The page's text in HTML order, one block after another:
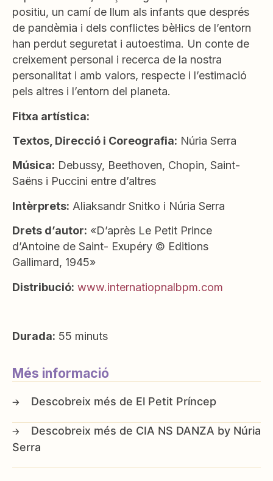
positiu, un camí de llum als infants que després
de pandèmia i dels conflictes bèl·lics de l’entorn
han perdut seguretat i autoestima. Un conte de
creixement personal i recerca de la nostra
personalitat i amb valors, respecte i l’estimació
pels altres i l’entorn del planeta.
Fitxa artística:
Textos, Direcció i Coreografia: Núria Serra
Música: Debussy, Beethoven, Chopin, Saint-
Saëns i Puccini entre d’altres
Intèrprets: Aliaksandr Snitko i Núria Serra
Drets d’autor: «D’après Le Petit Prince
d’Antoine de Saint- Exupéry © Editions
Gallimard, 1945»
Distribució: www.internatiopnalbpm.com
Durada: 55 minuts
Més informació
El Petit Príncep
CIA NS DANZA by Núria
Serra